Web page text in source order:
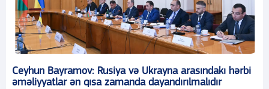
Ceyhun Bayramov: Rusiya və Ukrayna arasındakı hərbi
əməliyyatlar ən qısa zamanda dayandırılmalıdır